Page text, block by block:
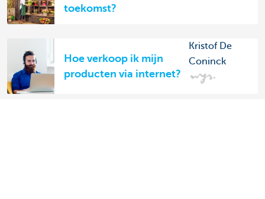
toekomst?
Hoe verkoop ik mijn
producten via internet?
Kristof De
Coninck